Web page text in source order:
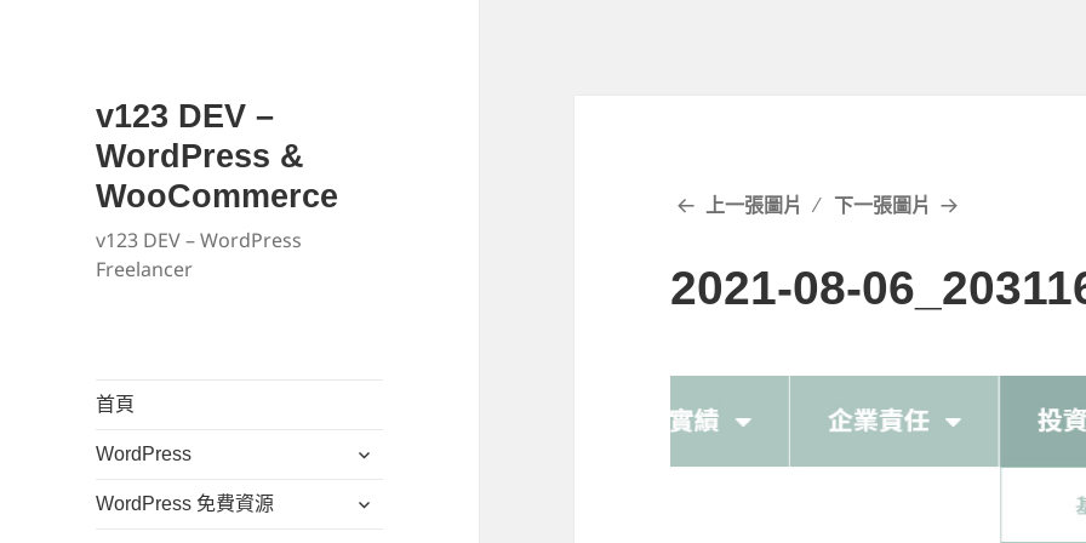
v123 DEV –
WordPress &
WooCommerce
v123 DEV – WordPress
Freelancer
首頁
WordPress
展
子
WordPress 免費資源
展
上一張圖片 下一張圖片
2021-08-